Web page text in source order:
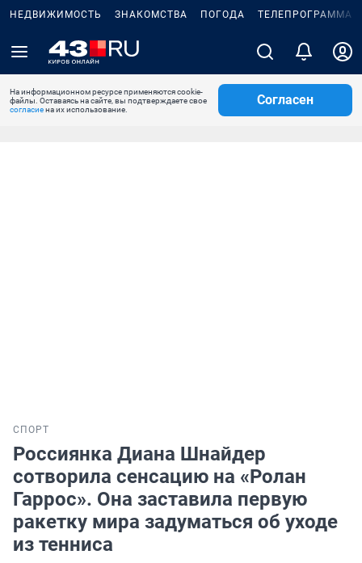
НЕДВИЖИМОСТЬ ЗНАКОМСТВА ПОГОДА ТЕЛЕПРОГРАММА
На информационном ресурсе применяются cookie-
файлы. Оставаясь на сайте, вы подтверждаете свое
согласиена их использование.
Согласен
СПОРТ
Россиянка Диана Шнайдер
сотворила сенсацию на «Ролан
Гаррос». Она заставила первую
ракетку мира задуматься об уходе
из тенниса